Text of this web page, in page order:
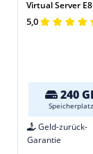
Virtual Server
5,0
240
Speicherplatz
Geld-zurück-
Garantie